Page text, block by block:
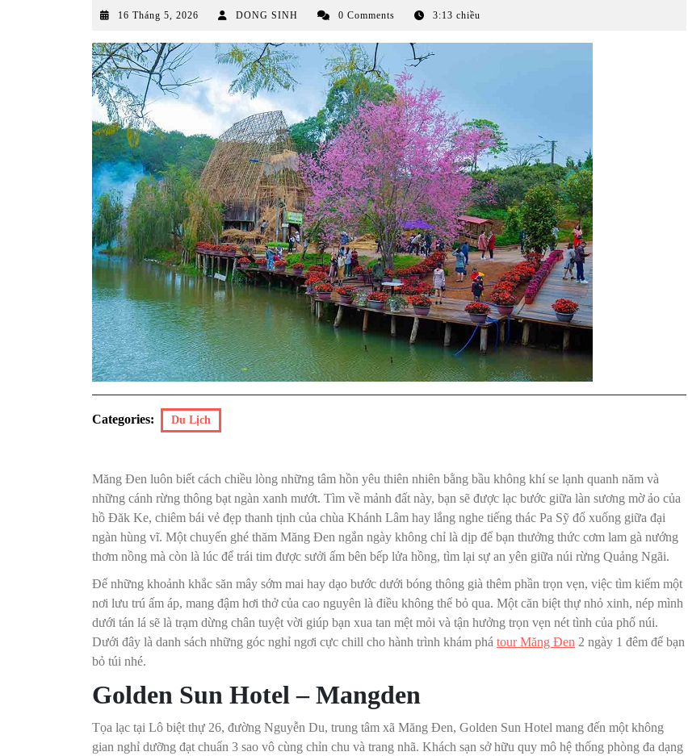
16 Tháng 5, 2026
5,
2026
DONG SINH 0 Comments 3:13 chiều
Categories: Du Lịch
Măng Đen luôn biết cách chiều lòng những tâm hồn yêu thiên nhiên bằng bầu không khí se lạnh quanh năm và
những cánh rừng thông bạt ngàn xanh mướt. Tìm về mảnh đất này, bạn sẽ được lạc bước giữa làn sương mờ ảo của
hồ Đăk Ke, chiêm bái vẻ đẹp thanh tịnh của chùa Khánh Lâm hay lắng nghe tiếng thác Pa Sỹ đổ xuống giữa đại
ngàn hùng vĩ. Một chuyến ghé thăm Măng Đen ngắn ngày không chỉ là dịp để bạn thưởng thức cơm lam gà nướng
thơm nồng mà còn là lúc để trái tim được sưởi ấm bên bếp lửa hồng, tìm lại sự an yên giữa núi rừng Quảng Ngãi.
Để những khoảnh khắc săn mây sớm mai hay dạo bước dưới bóng thông già thêm phần trọn vẹn, việc tìm kiếm một
nơi lưu trú ấm áp, mang đậm hơi thở của cao nguyên là điều không thể bỏ qua. Một căn biệt thự nhỏ xinh, nép mình
dưới tán lá sẽ là trạm dừng chân tuyệt vời giúp bạn xua tan mệt mỏi và tận hưởng trọn vẹn nét tình của phố núi.
Dưới đây là danh sách những góc nghỉ ngơi cực chill cho hành trình khám phá tour Măng Đen 2 ngày 1 đêm để bạn
bỏ túi nhé.
Golden Sun Hotel – Mangden
Tọa lạc tại Lô biệt thự 26, đường Nguyễn Du, trung tâm xã Măng Đen, Golden Sun Hotel mang đến một không
gian nghỉ dưỡng đạt chuẩn 3 sao vô cùng chỉn chu và trang nhã. Khách sạn sở hữu quy mô hệ thống phòng đa dạng